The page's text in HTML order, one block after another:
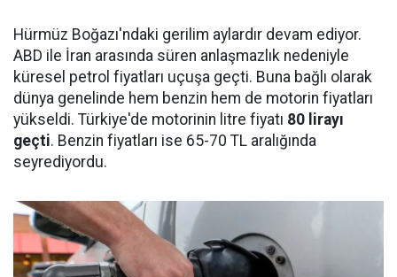
Hürmüz Boğazı'ndaki gerilim aylardır devam ediyor.
ABD ile İran arasında süren anlaşmazlık nedeniyle
küresel petrol fiyatları uçuşa geçti. Buna bağlı olarak
dünya genelinde hem benzin hem de motorin fiyatları
yükseldi. Türkiye'de motorinin litre fiyatı 80 lirayı
geçti. Benzin fiyatları ise 65-70 TL aralığında
seyrediyordu.